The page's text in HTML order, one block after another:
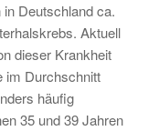
Deutschland ca.
Aktuell
dieser Krankheit
im Durchschnitt
häufig
35 und 39 Jahren